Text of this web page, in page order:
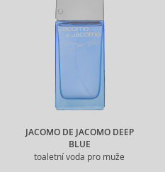
JACOMO DE JACOMO DEEP
BLUE
toaletní voda pro muže